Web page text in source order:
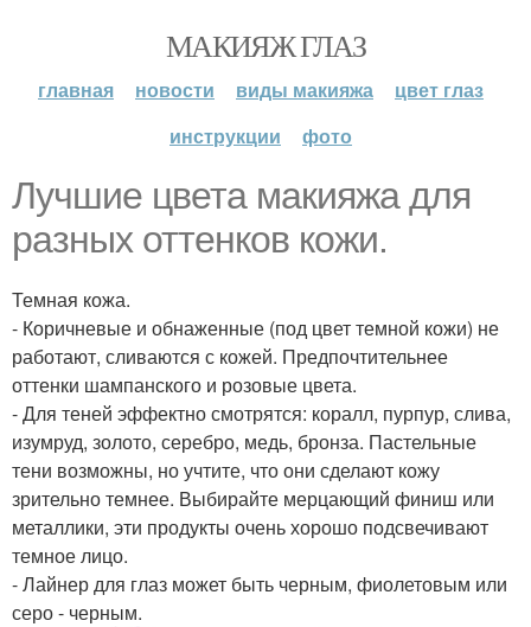
МАКИЯЖ ГЛАЗ
главная новости виды макияжа
цвет глаз
инструкции
фото
Лучшие цвета макияжа для
разных оттенков кожи.
Темная кожа.
- Коричневые и обнаженные (под цвет темной кожи) не
работают, сливаются с кожей. Предпочтительнее
оттенки шампанского и розовые цвета.
- Для теней эффектно смотрятся: коралл, пурпур, слива,
изумруд, золото, серебро, медь, бронза. Пастельные
тени возможны, но учтите, что они сделают кожу
зрительно темнее. Выбирайте мерцающий финиш или
металлики, эти продукты очень хорошо подсвечивают
темное лицо.
- Лайнер для глаз может быть черным, фиолетовым или
серо - черным.